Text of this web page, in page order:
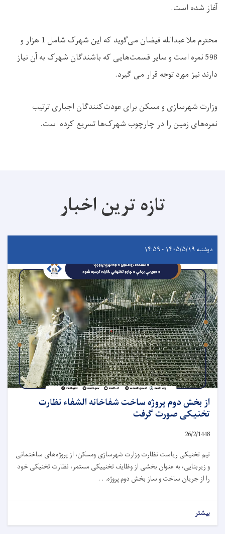
آغاز شده است.
محترم ملا عبدالله فیضان می‌گوید که این شهرک شامل 1 هزار و
598 نمره است و سایر قسمت‌هایی که باشندگان شهرک به آن نیاز
دارند نیز مورد توجه قرار می گیرد.
وزارت شهرسازی و مسکن برای عودت‌کنندگان اجباری ترتیب
نمره‌های زمین را در چارچوب شهرک‌ها تسریع کرده است.
تازه ترین اخبار
دوشنبه ۱۴۰۵/۵/۱۹ - ۱۴:۵۹
از بخش دوم پروژه ساخت شفاخانه الشفاء نظارت
تخنیکی صورت گرفت
26/2/1448
تیم تخنیکی ریاست نظارت وزارت شهرسازی ومسکن، از پروژه‌های ساختمانی
و زیربنایی، به عنوان بخشی از وظایف تخنییکی مستمر، نظارت تخنیکی خود
را از جریان ساخت و ساز بخش دوم پروژه. . .
بیشتر